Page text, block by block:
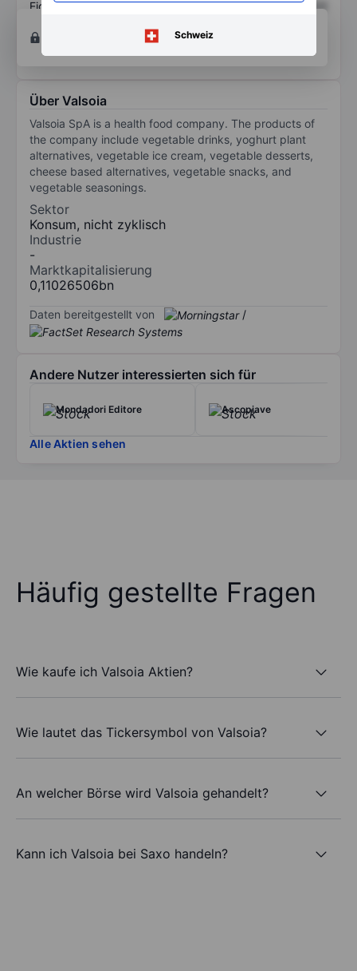
Schweiz
Eigenkapitalrendite XXXXXXX
XXXXXXX
um Zugriff auf mehr Diagramm-
und Analyse-Tools zu erhalten.
Über Valsoia
Valsoia SpA is a health food company. The products of
the company include vegetable drinks, yoghurt plant
alternatives, vegetable ice cream, vegetable desserts,
cheese based alternatives, vegetable snacks, and
vegetable seasonings.
Sektor
Konsum, nicht zyklisch
Industrie
-
Marktkapitalisierung
0,11026506bn
Daten bereitgestellt von /
Andere Nutzer interessierten sich für
Mondadori Editore Ascopiave
Alle Aktien sehen
Häufig gestellte Fragen
Wie kaufe ich Valsoia Aktien?
Wie lautet das Tickersymbol von Valsoia?
An welcher Börse wird Valsoia gehandelt?
Kann ich Valsoia bei Saxo handeln?